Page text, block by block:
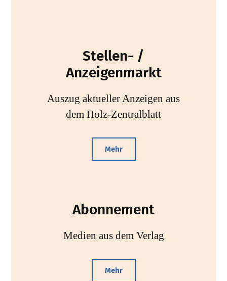
Stellen- /
Anzeigenmarkt
Auszug aktueller Anzeigen aus
dem Holz-Zentralblatt
Mehr
Abonnement
Medien aus dem Verlag
Mehr